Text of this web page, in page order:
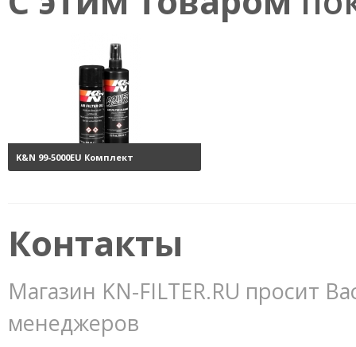
K&N 99-5000EU Комплект
Контакты
Магазин KN-FILTER.RU просит
менеджеров